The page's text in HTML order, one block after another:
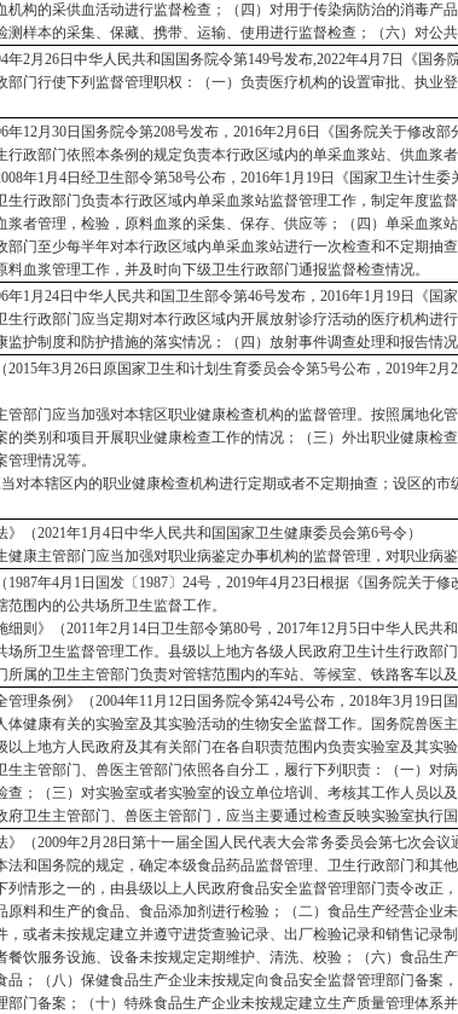
机构的采供血活动进行监督检查；（四）对用于传染病防治的消毒
测样本的采集、保藏、携带、运输、使用进行监督检查；（六）对公
年2月26日中华人民共和国国务院令第149号发布,2022年4月7日《国
部门行使下列监督管理职权：（一）负责医疗机构的设置审批、执
年12月30日国务院令第208号发布，2016年2月6日《国务院关于修改部
政部门依照本条例的规定负责本行政区域内的单采血浆站、供血浆
年1月4日经卫生部令第58号公布，2016年1月19日《国家卫生计生
生行政部门负责本行政区域内单采血浆站监督管理工作，制定年度
浆者管理，检验，原料血浆的采集、保存、供应等；（四）单采血
部门至少每半年对本行政区域内单采血浆站进行一次检查和不定期
血浆管理工作，并及时向下级卫生行政部门通报监督检查情况。
年1月24日中华人民共和国卫生部令第46号发布，2016年1月19日《
生行政部门应当定期对本行政区域内开展放射诊疗活动的医疗机构
护制度和防护措施的落实情况；（四）放射事件调查处理和报告情况
2015年3月26日原国家卫生和计划生育委员会令第5号公布，2019年2
管部门应当加强对本辖区职业健康检查机构的监督管理。按照属地化
的类别和项目开展职业健康检查工作的情况；（三）外出职业健康
理情况等。
对本辖区内的职业健康检查机构进行定期或者不定期抽查；设区的
》（2021年1月4日中华人民共和国国家卫生健康委员会第6号令）
康主管部门应当加强对职业病鉴定办事机构的监督管理，对职业病
1987年4月1日国发〔1987〕24号，2019年4月23日根据《国务院关于
围内的公共场所卫生监督工作。
细则》（2011年2月14日卫生部令第80号，2017年12月5日中华人民共
场所卫生监督管理工作。县级以上地方各级人民政府卫生计生行政
属的卫生主管部门负责对管辖范围内的车站、等候室、铁路客车以
管理条例》（2004年11月12日国务院令第424号公布，2018年3月19日
体健康有关的实验室及其实验活动的生物安全监督工作。国务院兽
上地方人民政府及其有关部门在各自职责范围内负责实验室及其实验
生主管部门、兽医主管部门依照各自分工，履行下列职责：（一）
查；（三）对实验室或者实验室的设立单位培训、考核其工作人员
府卫生主管部门、兽医主管部门，应当主要通过检查反映实验室执
》（2009年2月28日第十一届全国人民代表大会常务委员会第七次会
法和国务院的规定，确定本级食品药品监督管理、卫生行政部门和
列情形之一的，由县级以上人民政府食品安全监督管理部门责令改
原料和生产的食品、食品添加剂进行检验；（二）食品生产经营企
，或者未按规定建立并遵守进货查验记录、出厂检验记录和销售记
餐饮服务设施、设备未按规定定期维护、清洗、校验；（六）食品
品；（八）保健食品生产企业未按规定向食品安全监督管理部门备
部门备案；（十）特殊食品生产企业未按规定建立生产质量管理体